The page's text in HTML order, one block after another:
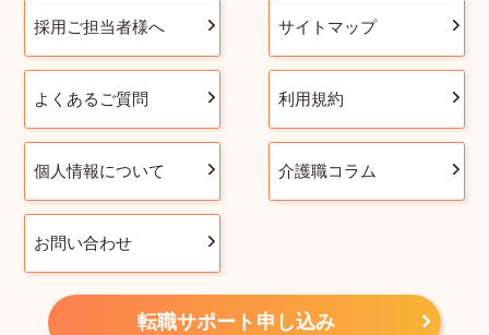
採用ご担当者様へ サイトマップ
よくあるご質問 利用規約
個人情報について 介護職コラム
お問い合わせ
転職サポート申し込み